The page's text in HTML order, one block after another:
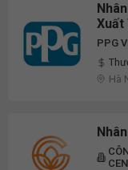
Xuất
PPG
Hà